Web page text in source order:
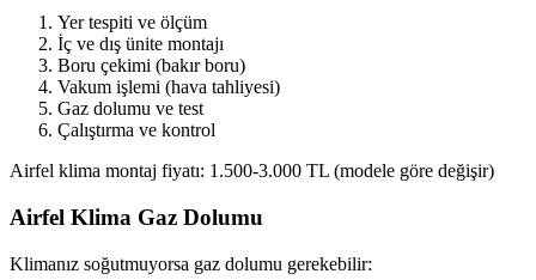
Yer tespiti ve ölçüm
İç ve dış ünite montajı
Boru çekimi (bakır boru)
Vakum işlemi (hava tahliyesi)
Gaz dolumu ve test
Çalıştırma ve kontrol
Airfel klima montaj fiyatı: 1.500-3.000 TL (modele göre değişir)
Airfel Klima Gaz Dolumu
Klimanız soğutmuyorsa gaz dolumu gerekebilir: